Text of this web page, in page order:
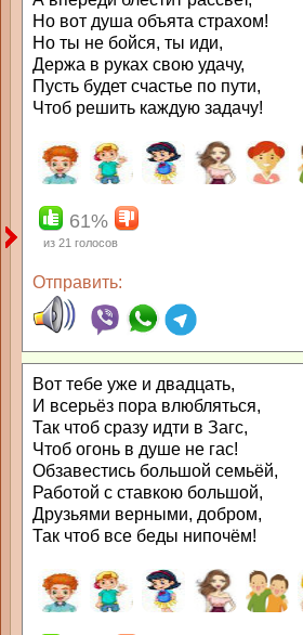
Но вот душа объята страхом!
Но ты не бойся, ты иди,
Держа в руках свою удачу,
Пусть будет счастье по пути,
Чтоб решить каждую задачу!
61%
из 21 голосов
Отправить:
Вот тебе уже и двадцать,
И всерьёз пора влюбляться,
Так чтоб сразу идти в Загс,
Чтоб огонь в душе не гас!
Обзавестись большой семьёй,
Работой с ставкою большой,
Друзьями верными, добром,
Так чтоб все беды нипочём!